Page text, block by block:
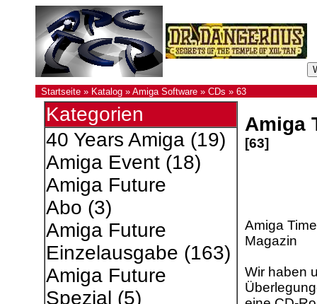
Startseite » Katalog » Amiga Software » CDs » 63
Kategorien
40 Years Amiga(19)
Amiga Event(18)
Amiga Future
Abo (3)
Amiga Future
Einzelausgabe (163)
Amiga Future
Spezial (5)
Amiga
[63]
Amiga
Magazin
Wir haben